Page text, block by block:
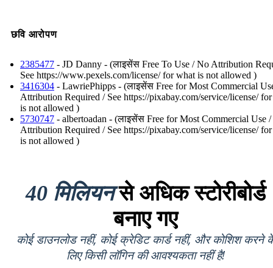
छवि आरोपण
2385477 - JD Danny - (लाइसेंस Free To Use / No Attribution
See https://www.pexels.com/license/ for what is not allowed )
3416304 - LawriePhipps - (लाइसेंस Free for Most Commercial
Attribution Required / See https://pixabay.com/service/license/
is not allowed )
5730747 - albertoadan - (लाइसेंस Free for Most Commercial Use
Attribution Required / See https://pixabay.com/service/license/
is not allowed )
40 मिलियनसे अधिक स्टोरीबोर्ड
बनाए गए
कोई डाउनलोड नहीं, कोई क्रेडिट कार्ड नहीं, और कोशिश करने
लिए किसी लॉगिन की आवश्यकता नहीं है!